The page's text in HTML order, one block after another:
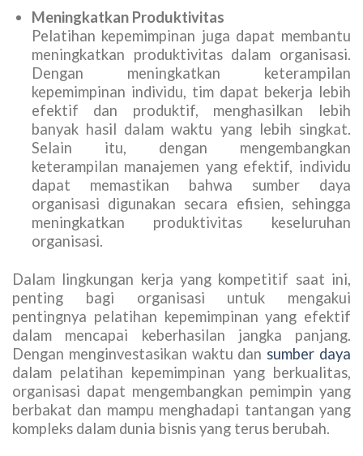
Meningkatkan Produktivitas
Pelatihan kepemimpinan juga dapat membantu
meningkatkan produktivitas dalam organisasi.
Dengan meningkatkan keterampilan
kepemimpinan individu, tim dapat bekerja lebih
efektif dan produktif, menghasilkan lebih
banyak hasil dalam waktu yang lebih singkat.
Selain itu, dengan mengembangkan
keterampilan manajemen yang efektif, individu
dapat memastikan bahwa sumber daya
organisasi digunakan secara efisien, sehingga
meningkatkan produktivitas keseluruhan
organisasi.
Dalam lingkungan kerja yang kompetitif saat ini,
penting bagi organisasi untuk mengakui
pentingnya pelatihan kepemimpinan yang efektif
dalam mencapai keberhasilan jangka panjang.
Dengan menginvestasikan waktu dan sumber daya
dalam pelatihan kepemimpinan yang berkualitas,
organisasi dapat mengembangkan pemimpin yang
berbakat dan mampu menghadapi tantangan yang
kompleks dalam dunia bisnis yang terus berubah.